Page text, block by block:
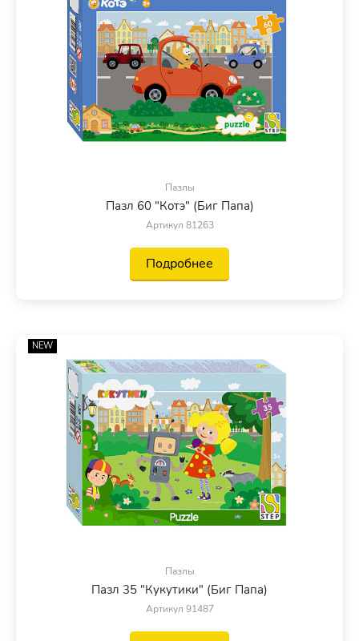
Пазлы
Пазл 60 "Котэ" (Биг Папа)
Артикул 81263
Подробнее
NEW
Пазлы
Пазл 35 "Кукутики" (Биг Папа)
Артикул 91487